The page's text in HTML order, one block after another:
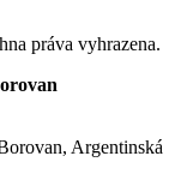
práva vyhrazena.
Argentinská